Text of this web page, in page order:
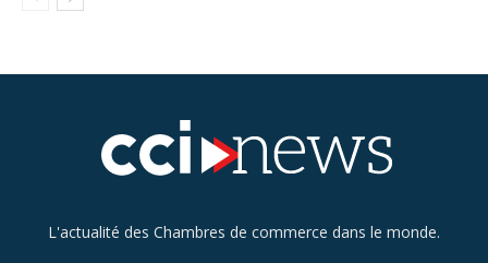
L'actualité des Chambres de commerce dans le monde.